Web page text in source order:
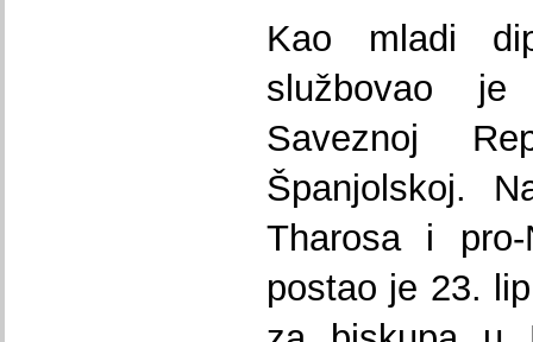
Kao mladi
službovao
Saveznoj
Španjolskoj.
Tharosa i pro-
postao je 23.